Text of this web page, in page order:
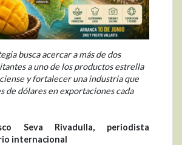
busca acercar a más de dos
a uno de los productos estrella
y fortalecer una industria que
de dólares en exportaciones cada
Seva Rivadulla, periodista
internacional